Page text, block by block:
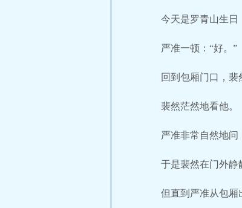
今天是罗青山生日
严准一顿：“好。”
回到包厢门口，
裴然茫然地看他。
严准非常自然地问
于是裴然在门外静
但直到严准从包厢